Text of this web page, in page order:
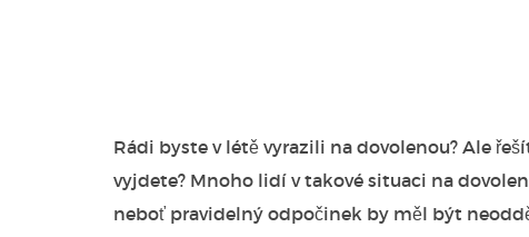
Rádi byste v létě vyrazili na dovolenou? Ale
vyjdete? Mnoho lidí v takové situaci na
neboť pravidelný odpočinek by měl být